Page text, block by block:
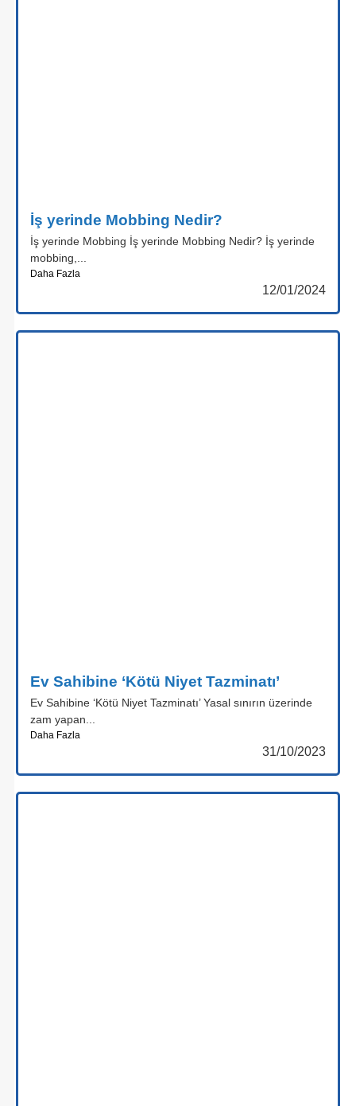
İş yerinde Mobbing Nedir?
İş yerinde Mobbing İş yerinde Mobbing Nedir? İş yerinde
mobbing,...
Daha Fazla
12/01/2024
Ev Sahibine ‘Kötü Niyet Tazminatı’
Ev Sahibine ‘Kötü Niyet Tazminatı’ Yasal sınırın üzerinde
zam yapan...
Daha Fazla
31/10/2023